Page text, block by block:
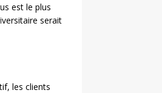
est le plus
serait
les clients